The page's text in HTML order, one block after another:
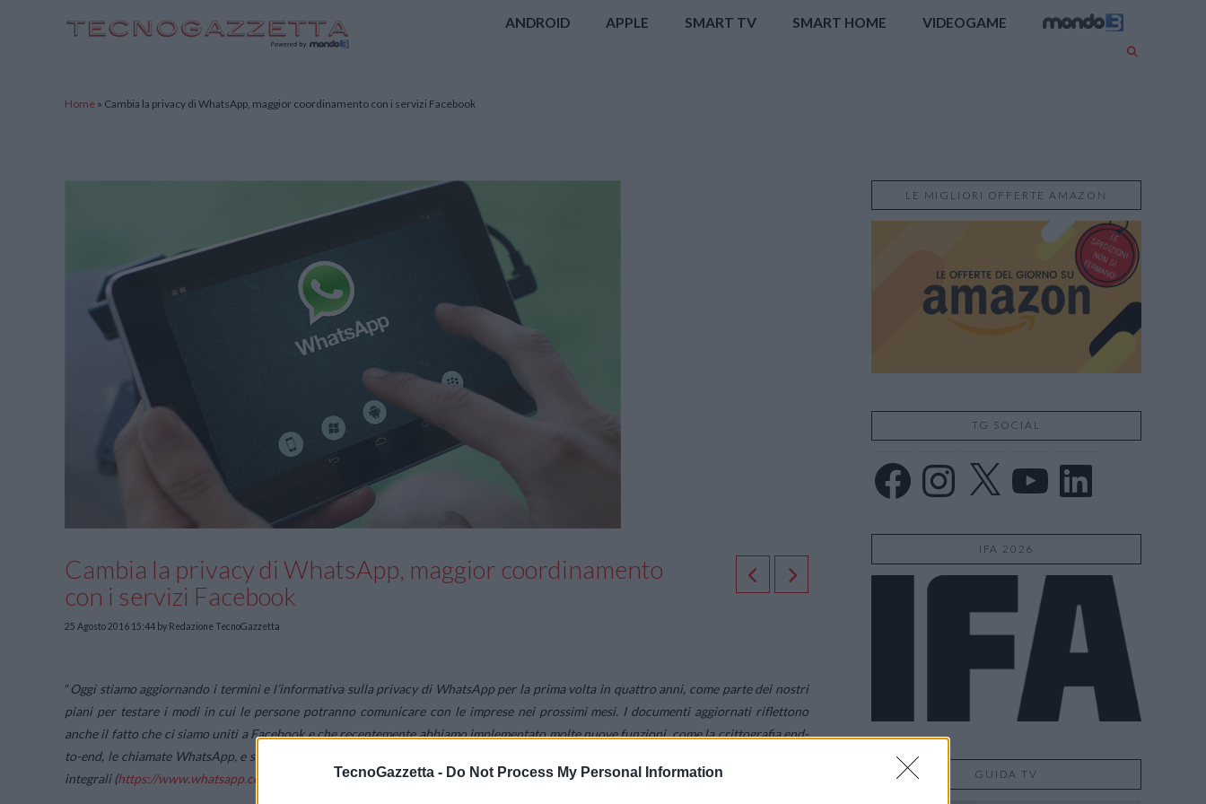
TecnoGazzetta - Do Not Process My Personal Information
ANDROID APPLE SMART TV SMART HOME VIDEOGAME
Home » Cambia la privacy di WhatsApp, maggior coordinamento con i servizi Facebook
Cambia la privacy di WhatsApp, maggior coordinamento
con i servizi Facebook
25 Agosto 2016 15:44 by Redazione TecnoGazzetta
“ Oggi stiamo aggiornando i termini e l’informativa sulla privacy di WhatsApp per la prima volta in quattro anni, come parte dei nostri
piani per testare i modi in cui le persone potranno comunicare con le imprese nei prossimi mesi. I documenti aggiornati riflettono
anche il fatto che ci siamo uniti a Facebook e che recentemente abbiamo implementato molte nuove funzioni, come la crittografia end-
to-end, le chiamate WhatsApp, e strumenti di messaggistica come WhatsApp per il web e il computer. È possibile leggere i documenti
integrali (https://www.whatsapp.com/legal ” , recita la nota stampa di WA.
LE MIGLIORI OFFERTE AMAZON
TG SOCIAL
Facebook Instagram YouTube LinkedIn
IFA 2026
GUIDA TV